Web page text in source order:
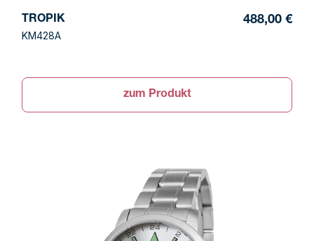
TROPIK
KM428A
488,00 €
zum Produkt